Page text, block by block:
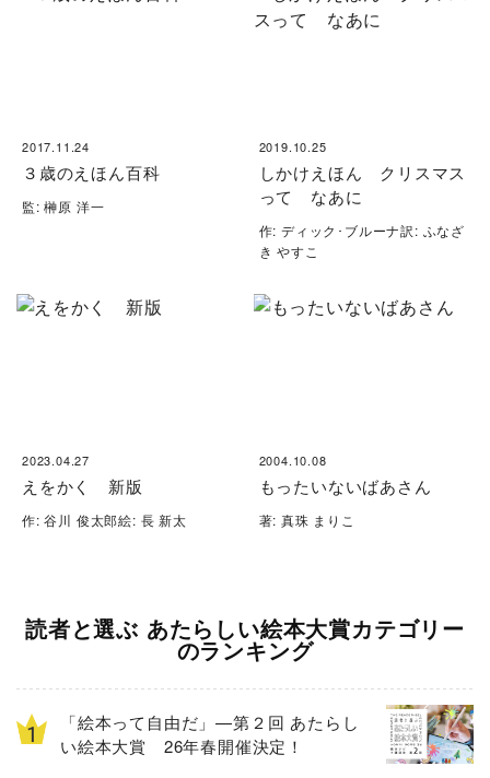
2017.11.24
３歳のえほん百科
監: 榊原 洋一
2019.10.25
しかけえほん クリスマス
って なあに
作: ディック･ブルーナ訳: ふなざ
き やすこ
2023.04.27
えをかく 新版
作: 谷川 俊太郎絵: 長 新太
2004.10.08
もったいないばあさん
著: 真珠 まりこ
読者と選ぶ あたらしい絵本大賞カテゴリー
のランキング
「絵本って自由だ」—第２回 あたらし
い絵本大賞 26年春開催決定！